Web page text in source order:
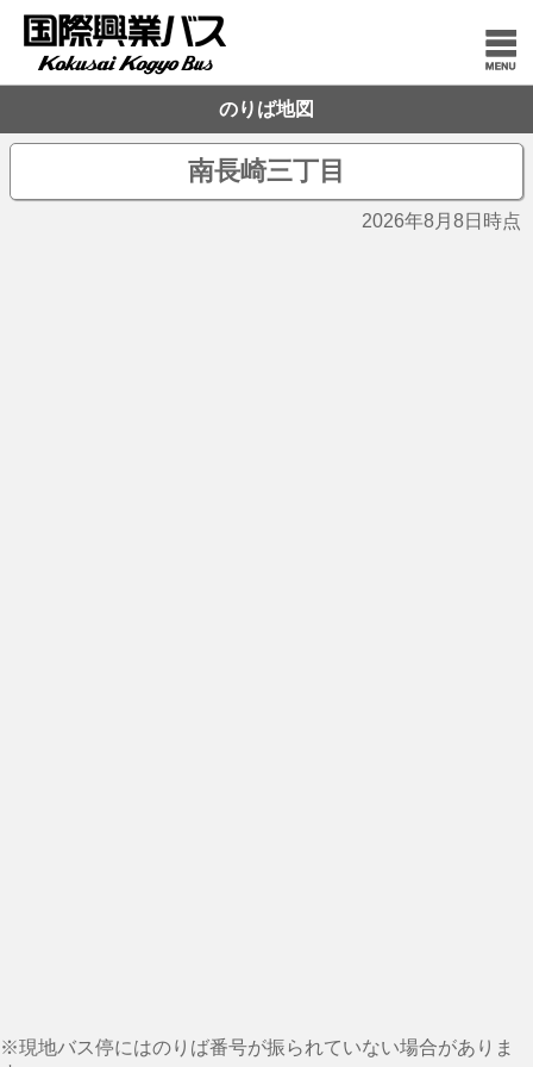
のりば地図
南長崎三丁目
2026年8月8日時点
※現地バス停にはのりば番号が振られていない場合がありま